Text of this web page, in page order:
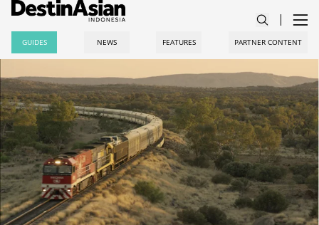
GUIDES NEWS FEATURES PARTNER CONTENT